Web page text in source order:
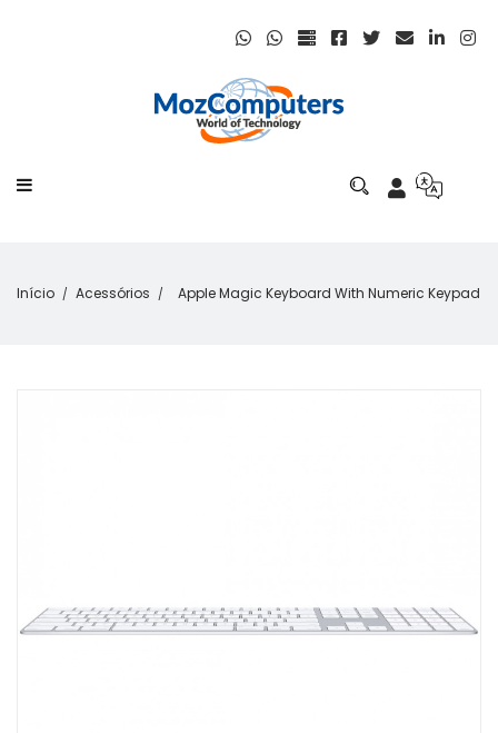
Início Acessórios Apple Magic Keyboard With Numeric Keypad